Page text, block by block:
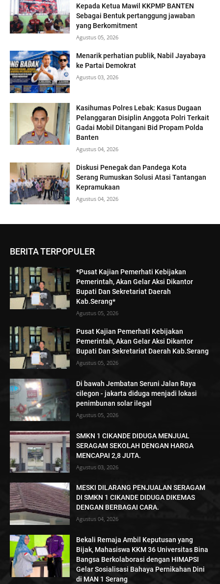
Kepada Ketua Mawil KKPMP BANTEN
Sebagai Bentuk pertanggung jawaban
yang Berkomitment
Agustus 05, 2026
Menarik perhatian publik, Nabil Jayabaya
ke Partai Demokrat
Agustus 03, 2026
Kasihumas Polres Lebak: Kasus Dugaan
Pelanggaran Disiplin Anggota Polri Terkait
Gadai Mobil Ditangani Bid Propam Polda
Banten
Agustus 04, 2026
Diskusi Penegak dan Pandega Kota
Serang Rumuskan Solusi Atasi Tantangan
Kepramukaan
Agustus 04, 2026
BERITA TERPOPULER
*Pusat Kajian Pemerhati Kebijakan
Pemerintah, Akan Gelar Aksi Dikantor
Bupati Dan Sekretariat Daerah
Kab.Serang*
Agustus 05, 2026
Pusat Kajian Pemerhati Kebijakan
Pemerintah, Akan Gelar Aksi Dikantor
Bupati Dan Sekretariat Daerah Kab.Serang
Agustus 05, 2026
Di bawah Jembatan Seruni Jalan Raya
cilegon - jakarta diduga menjadi lokasi
penimbunan solar ilegal
Agustus 05, 2026
SMKN 1 CIKANDE DIDUGA MENJUAL
SERAGAM SEKOLAH DENGAN HARGA
MENCAPAI 2,8 JUTA.
Agustus 03, 2026
MESKI DILARANG PENJUALAN SERAGAM
DI SMKN 1 CIKANDE DIDUGA DIKEMAS
DENGAN BERBAGAI CARA.
Agustus 04, 2026
Bekali Remaja Ambil Keputusan yang
Bijak, Mahasiswa KKM 36 Universitas Bina
Bangsa Berkolaborasi dengan HIMAPSI
Gelar Sosialisasi Bahaya Pernikahan Dini
di MAN 1 Serang